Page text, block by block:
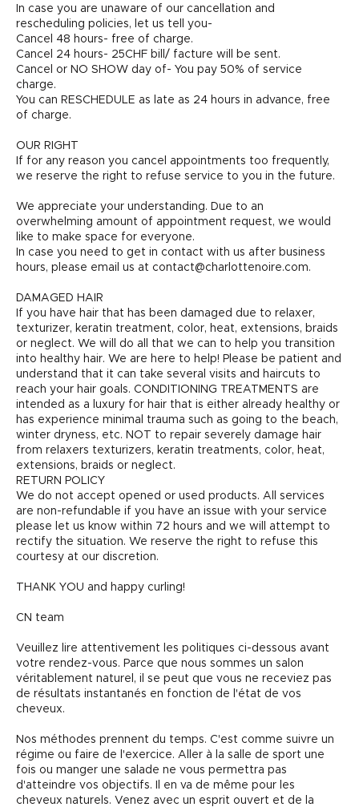
In case you are unaware of our cancellation and
rescheduling policies, let us tell you-
Cancel 48 hours- free of charge.
Cancel 24 hours- 25CHF bill/ facture will be sent.
Cancel or NO SHOW day of- You pay 50% of service
charge.
You can RESCHEDULE as late as 24 hours in advance, free
of charge.
OUR RIGHT
If for any reason you cancel appointments too frequently,
we reserve the right to refuse service to you in the future.
We appreciate your understanding. Due to an
overwhelming amount of appointment request, we would
like to make space for everyone.
In case you need to get in contact with us after business
hours, please email us at contact@charlottenoire.com.
DAMAGED HAIR
If you have hair that has been damaged due to relaxer,
texturizer, keratin treatment, color, heat, extensions, braids
or neglect. We will do all that we can to help you transition
into healthy hair. We are here to help! Please be patient and
understand that it can take several visits and haircuts to
reach your hair goals. CONDITIONING TREATMENTS are
intended as a luxury for hair that is either already healthy or
has experience minimal trauma such as going to the beach,
winter dryness, etc. NOT to repair severely damage hair
from relaxers texturizers, keratin treatments, color, heat,
extensions, braids or neglect.
RETURN POLICY
We do not accept opened or used products. All services
are non-refundable if you have an issue with your service
please let us know within 72 hours and we will attempt to
rectify the situation. We reserve the right to refuse this
courtesy at our discretion.
THANK YOU and happy curling!
CN team
Veuillez lire attentivement les politiques ci-dessous avant
votre rendez-vous. Parce que nous sommes un salon
véritablement naturel, il se peut que vous ne receviez pas
de résultats instantanés en fonction de l'état de vos
cheveux.
Nos méthodes prennent du temps. C'est comme suivre un
régime ou faire de l'exercice. Aller à la salle de sport une
fois ou manger une salade ne vous permettra pas
d'atteindre vos objectifs. Il en va de même pour les
cheveux naturels. Venez avec un esprit ouvert et de la